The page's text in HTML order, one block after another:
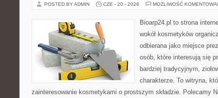
POSTED BY ADMIN CZE - 20 - 2026 MOŻLIWOŚĆ
Bioarp24.pl to strona
wokół kosmetyków
odbierana jako miejsce
osób, które interesują się
bardziej tradycyjnym,
charakterze. To witryna,
zainteresowanie kosmetykami o prostszym składzie. Polecamy